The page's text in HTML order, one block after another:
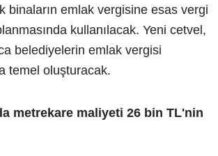
binaların emlak vergisine esas vergi
kullanılacak. Yeni cetvel,
belediyelerin emlak vergisi
temel oluşturacak.
metrekare maliyeti 26 bin TL'nin